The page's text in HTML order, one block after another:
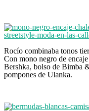
Rocío combinaba tonos
Con mono negro de
Bershka, bolso de Bimba
pompones de Ulanka.